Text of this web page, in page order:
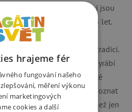
odolné. Rozměry balení jsou
295. Určeno pro děti od 5 let.
s dlouholetou tradicí.
se od roku 1920 stále vyrábí
Metují. Ve stejném městě
stavebnice Merkur a poznat
hračky. Merkur je více než jen
hrajeme fér
fungování našeho
měření výkonu
marketingových
cookies a další